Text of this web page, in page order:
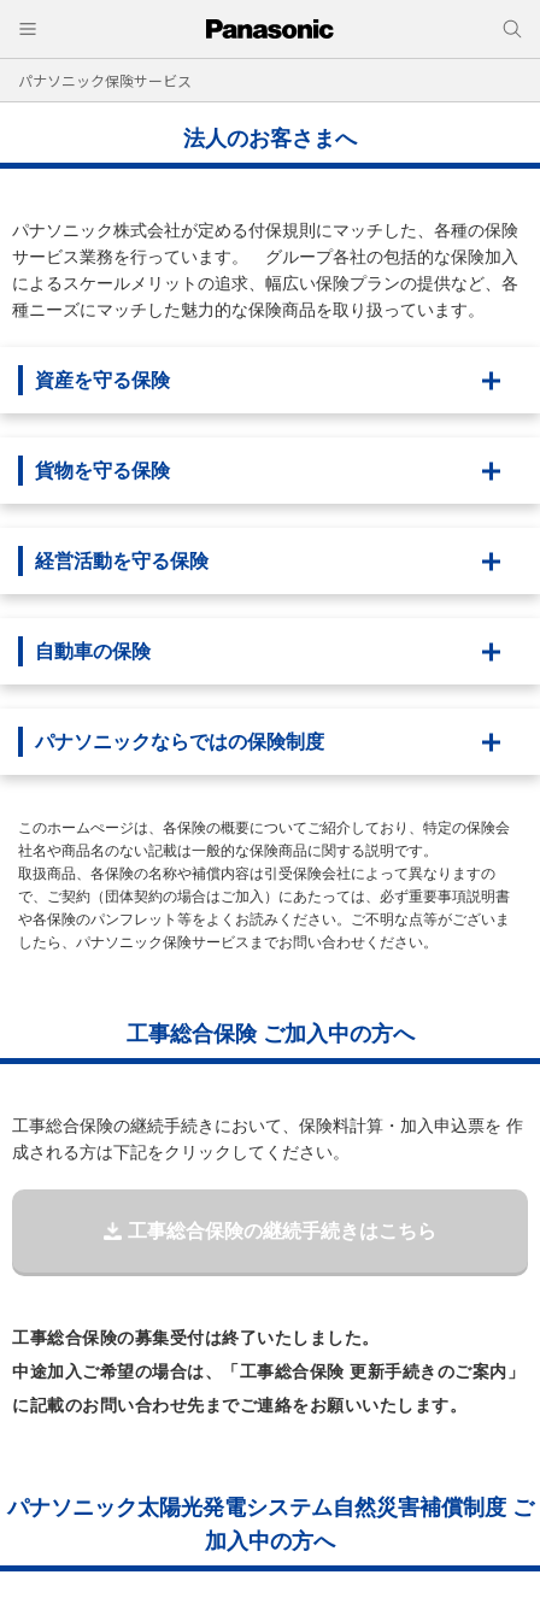
パナソニック保険サービス
法人のお客さまへ
パナソニック株式会社が定める付保規則にマッチした、各種の保険
サービス業務を行っています。 グループ各社の包括的な保険加入
によるスケールメリットの追求、幅広い保険プランの提供など、各
種ニーズにマッチした魅力的な保険商品を取り扱っています。
資産を守る保険
貨物を守る保険
経営活動を守る保険
自動車の保険
パナソニックならではの保険制度
このホームぺージは、各保険の概要についてご紹介しており、特定の保険会
社名や商品名のない記載は一般的な保険商品に関する説明です。
取扱商品、各保険の名称や補償内容は引受保険会社によって異なりますの
で、ご契約（団体契約の場合はご加入）にあたっては、必ず重要事項説明書
や各保険のパンフレット等をよくお読みください。ご不明な点等がございま
したら、パナソニック保険サービスまでお問い合わせください。
工事総合保険 ご加入中の方へ
工事総合保険の継続手続きにおいて、保険料計算・加入申込票を 作
成される方は下記をクリックしてください。
工事総合保険の継続手続きはこちら
工事総合保険の募集受付は終了いたしました。
中途加入ご希望の場合は、「工事総合保険 更新手続きのご案内」
に記載のお問い合わせ先までご連絡をお願いいたします。
パナソニック太陽光発電システム自然災害補償制度 ご
加入中の方へ